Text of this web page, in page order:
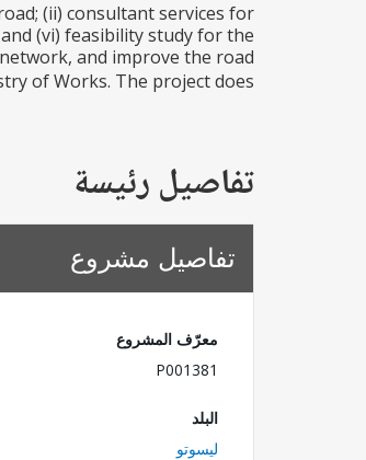
(ii) consultant services for
(vi) feasibility study for the
and improve the road
of Works. The project does...
تفاصيل رئيسة
تفاصيل مشروع
معرّف المشروع
P001381
البلد
ليسوتو